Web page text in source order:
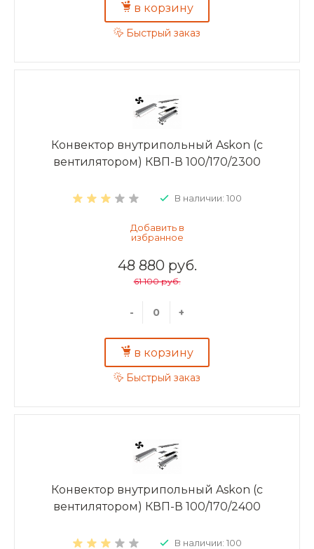
в корзину
Быстрый заказ
Конвектор внутрипольный Askon (с
вентилятором) КВП-В 100/170/2300
В наличии: 100
48 880 руб.
61 100 руб.
- +
в корзину
Быстрый заказ
Конвектор внутрипольный Askon (с
вентилятором) КВП-В 100/170/2400
В наличии: 100